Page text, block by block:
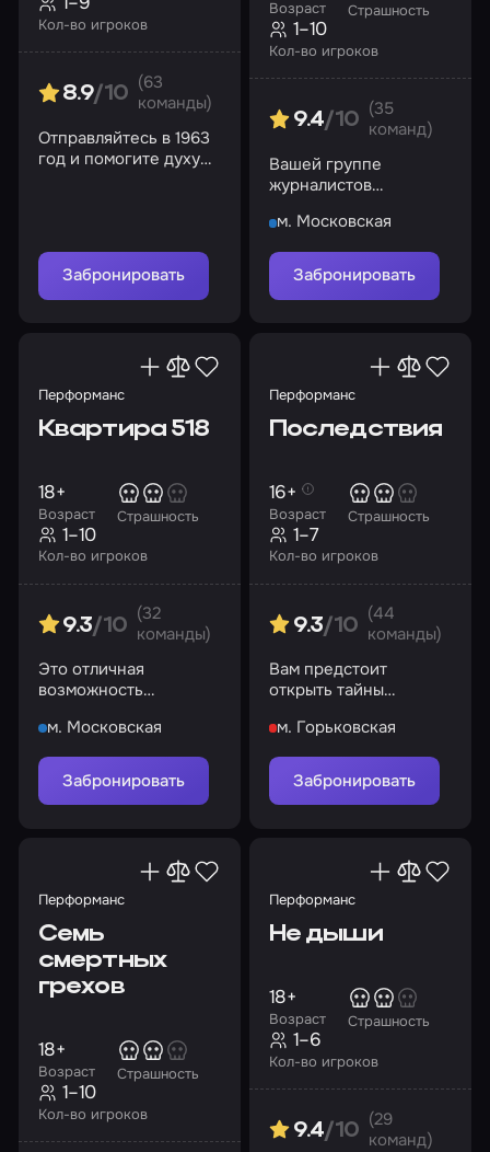
Кол-во игроков
8.9/10
(63
команды)
Отправляйтесь в 1963
год и помогите духу
Забронировать
Возраст Страшность
Кол-во игроков
1–10
9.4/10
(35
команд)
Вашей группе
журналистов
все тайны, связанные
с этим местом
м. Московская
Забронировать
Перформанс
Квартира 518
Возраст
18+
Страшность
Кол-во игроков
1–10
9.3/10
(32
команды)
Это отличная
возможность
м. Московская
Забронировать
Перформанс
Последствия
Возраст
16+
Страшность
Кол-во игроков
1–7
9.3/10
(44
команды)
Вам предстоит
открыть тайны
м. Горьковская
Забронировать
Перформанс
Семь
смертных
грехов
Возраст
18+
Страшность
Кол-во игроков
1–10
Перформанс
Не дыши
Возраст
18+
Страшность
Кол-во игроков
1–6
9.4/10
(29
команд)